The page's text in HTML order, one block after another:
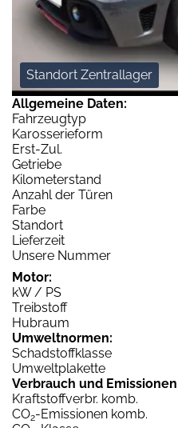
Standort Zentrallager
Allgemeine Daten:
Fahrzeugtyp
Karosserieform
Erst-Zul.
Getriebe
Kilometerstand
Anzahl der Türen
Farbe
Standort
Lieferzeit
Unsere Nummer
Motor:
kW / PS
Treibstoff
Hubraum
Umweltnormen:
Schadstoffklasse
Umweltplakette
Verbrauch und Emissionen
Kraftstoffverbr. komb.
CO2-Emissionen komb.